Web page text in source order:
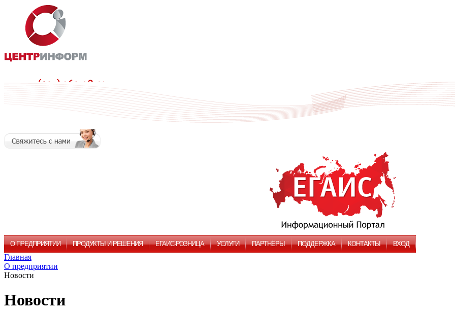
О ПРЕДПРИЯТИИ ПРОДУКТЫ И РЕШЕНИЯ ЕГАИС-РОЗНИЦА УСЛУГИ ПАРТНЁРЫ ПОДДЕРЖКА КОНТАКТЫ ВХОД
Главная
О предприятии
Новости
Новости